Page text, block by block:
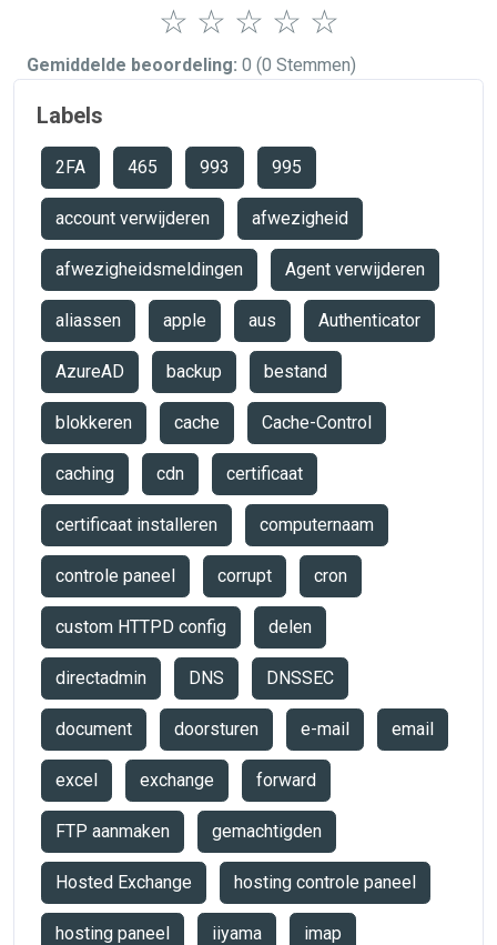
☆
☆
☆
☆
☆
Gemiddelde beoordeling: 0 (0 Stemmen)
Labels
2FA 465 993 995
account verwijderen afwezigheid
afwezigheidsmeldingen Agent verwijderen
aliassen apple aus Authenticator
AzureAD backup bestand
blokkeren cache Cache-Control
caching cdn certificaat
certificaat installeren computernaam
controle paneel corrupt cron
custom HTTPD config delen
directadmin DNS DNSSEC
document doorsturen e-mail email
excel exchange forward
FTP aanmaken gemachtigden
Hosted Exchange hosting controle paneel
hosting paneel iiyama imap